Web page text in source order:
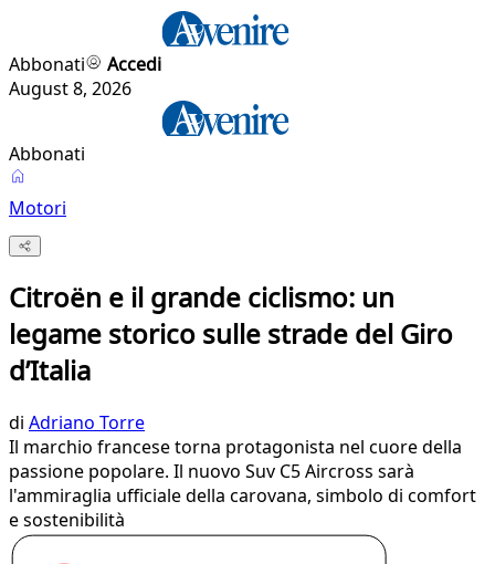
Abbonati
Accedi
August 8, 2026
Abbonati
Motori
Citroën e il grande ciclismo: un
legame storico sulle strade del Giro
d’Italia
di Adriano Torre
Il marchio francese torna protagonista nel cuore della
passione popolare. Il nuovo Suv C5 Aircross sarà
l'ammiraglia ufficiale della carovana, simbolo di comfort
e sostenibilità